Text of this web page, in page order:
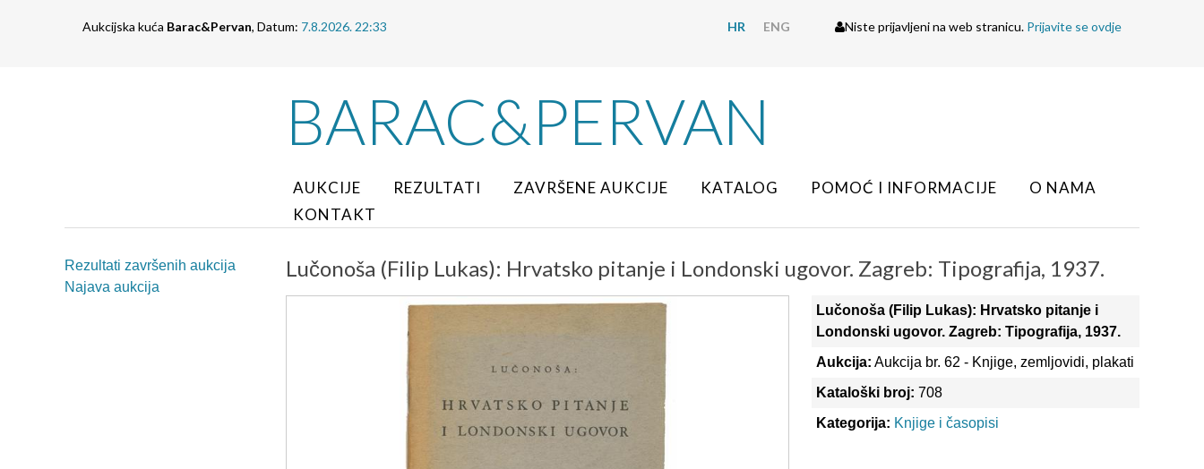
Aukcijska kuća Barac&Pervan, Datum: 7.8.2026. 22:33 HR ENG Niste prijavljeni na web stranicu. Prijavite se ovdje
BARAC&PERVAN
AUKCIJE REZULTATI ZAVRŠENE AUKCIJE KATALOG POMOĆ I INFORMACIJE
O NAMA
KONTAKT
Rezultati završenih aukcija
Najava aukcija
Lučonoša (Filip Lukas): Hrvatsko pitanje i Londonski ugovor. Zagreb: Tipografija, 1937.
Lučonoša (Filip Lukas): Hrvatsko pitanje i
Londonski ugovor. Zagreb: Tipografija, 1937.
Aukcija: Aukcija br. 62 - Knjige, zemljovidi, plakati
Kataloški broj: 708
Kategorija: Knjige i časopisi